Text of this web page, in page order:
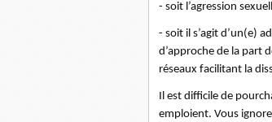
- soit l’agression
- soit il s’agit d’un(e)
d’approche de la part
réseaux facilitant la
Il est difficile de
emploient. Vous